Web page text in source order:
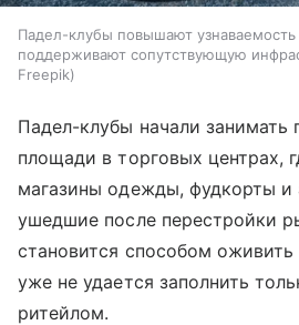
Падел-клубы повышают узнаваемость
поддерживают сопутствующую
Freepik
Падел-клубы начали
площади в торговых центрах,
магазины одежды, фудкорты и
ушедшие после перестройки
становится способом
уже не удается заполнить
ритейлом.